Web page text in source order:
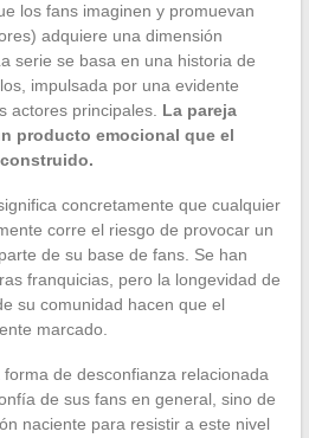
los fans imaginen y promuevan
adquiere una dimensión
serie se basa en una historia de
impulsada por una evidente
actores principales. La pareja
producto emocional que el
concretamente que cualquier
corre el riesgo de provocar un
de su base de fans. Se han
franquicias, pero la longevidad de
su comunidad hacen que el
marcado.
de desconfianza relacionada
de sus fans en general, sino de
naciente para resistir a este nivel